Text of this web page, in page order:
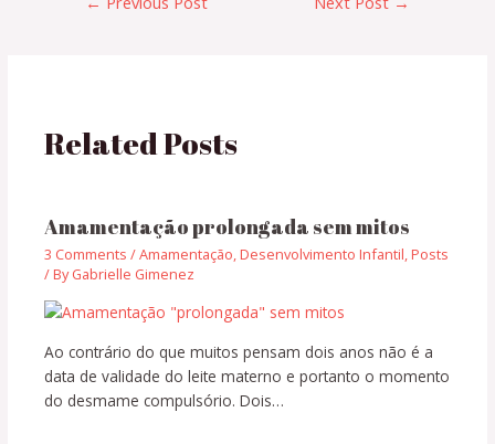
Related Posts
Amamentação prolongada sem mitos
3 Comments /Amamentação, Desenvolvimento Infantil, Posts
/ ByGabrielle Gimenez
Ao contrário do que muitos pensam dois anos não é a
data de validade do leite materno e portanto o momento
do desmame compulsório. Dois…